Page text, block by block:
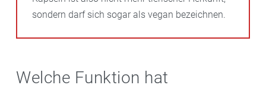
sondern darf sich sogar als vegan bezeichnen.
Welche Funktion hat